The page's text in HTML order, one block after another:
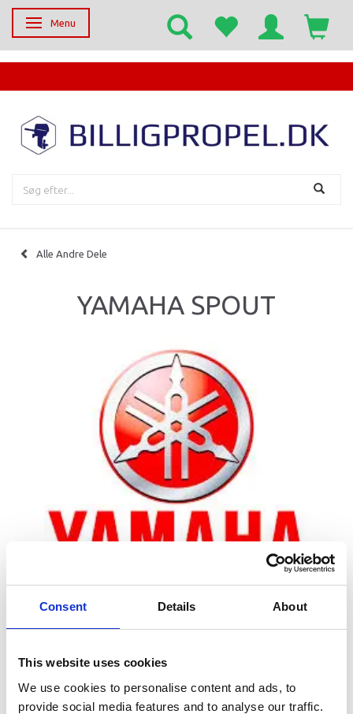
Consent Details About
This website uses cookies
We use cookies to personalise content and ads, to
provide social media features and to analyse our traffic.
Skifte navigation
Menu
Alle Andre Dele
YAMAHA SPOUT
Leveringstid er 5-6 dag(e)